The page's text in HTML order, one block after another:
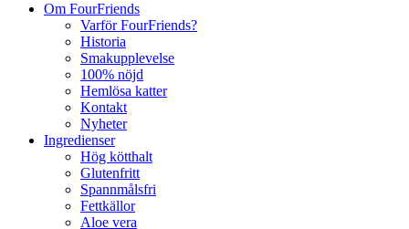
Om FourFriends
Varför FourFriends?
Historia
Smakupplevelse
100% nöjd
Hemlösa katter
Kontakt
Nyheter
Ingredienser
Hög kötthalt
Glutenfritt
Spannmålsfri
Fettkällor
Aloe vera